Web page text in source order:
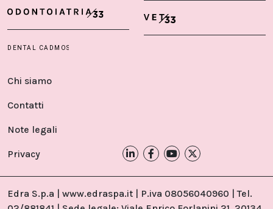
Chi siamo
Contatti
Note legali
Privacy
Edra S.p.a | www.edraspa.it | P.iva 08056040960 | Tel.